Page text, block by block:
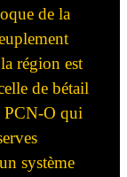
de la
région est
de bétail
PCN-O qui
système